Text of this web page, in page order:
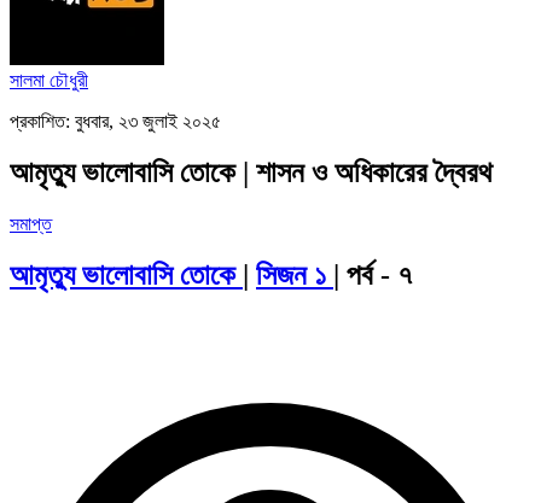
সালমা চৌধুরী
প্রকাশিত: বুধবার, ২৩ জুলাই ২০২৫
আমৃত্যু ভালোবাসি তোকে | শাসন ও অধিকারের দ্বৈরথ
সমাপ্ত
আমৃত্যু ভালোবাসি তোকে | সিজন ১ | পর্ব - ৭